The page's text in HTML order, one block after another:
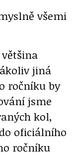
všemi
jiná
ročníku by
jsme
kol,
oficiálního
ročníku